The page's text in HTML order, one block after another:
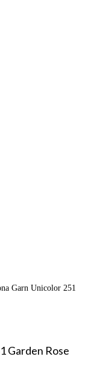
Garn Unicolor 251
Garden Rose